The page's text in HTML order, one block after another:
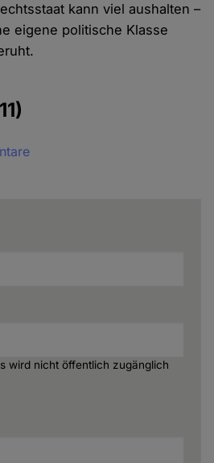
kann viel aushalten –
eigene politische Klasse
wird nicht öffentlich zugänglich